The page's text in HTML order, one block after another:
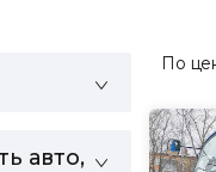
авто,
По